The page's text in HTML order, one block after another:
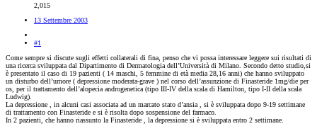
2,015
13 Settembre 2003
#1
Come sempre si discute sugli effetti collaterali di fina, penso che vi possa interessare leggere sui risultati di
una ricerca sviluppata dal Dipartimento di Dermatologia dell’Università di Milano. Secondo detto studio,si
è presentato il caso di 19 pazienti ( 14 maschi, 5 femmine di età media 28,16 anni) che hanno sviluppato
un disturbo dell’umore ( depressione moderata-grave ) nel corso dell’assunzione di Finasteride 1mg/die per
os, per il trattamento dell’alopecia androgenetica (tipo III-IV della scala di Hamilton, tipo I-II della scala
Ludwig).
La depressione , in alcuni casi associata ad un marcato stato d’ansia , si è sviluppata dopo 9-19 settimane
di trattamento con Finasteride e si è risolta dopo sospensione del farmaco.
In 2 pazienti, che hanno riassunto la Finasteride , la depressione si è sviluppata entro 2 settimane.